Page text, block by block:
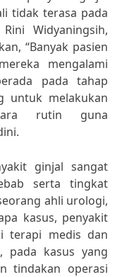
tidak terasa pada
Widyaningsih,
“Banyak pasien
mengalami
pada tahap
untuk melakukan
rutin guna
ginjal sangat
serta tingkat
ahli urologi,
kasus, penyakit
terapi medis dan
pada kasus yang
tindakan operasi